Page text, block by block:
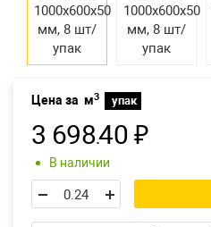
Цена за м3 упак
3 698.40 ₽
В наличии